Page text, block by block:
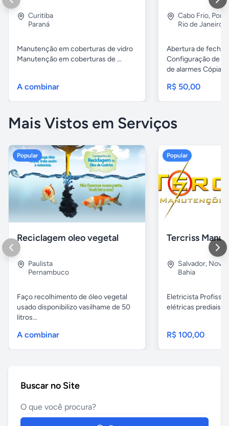
Curitiba
Paraná
Manutenção em coberturas de vidro
Manutenção em coberturas de ...
A combinar
Cabo Frio,
Rio de Janeiro
Abertura de
Configuração de
de alarmes
R$ 50,00
Mais Vistos em Serviços
Popular
Reciclagem oleo vegetal
Paulista
Pernambuco
Faço recolhimento de óleo vegetal
usado disponibilizo vasilhame de 50
litros...
A combinar
Popular
Salvador, Nova
Bahia
Eletricista
elétricas prediais e
R$ 100,00
Buscar no Site